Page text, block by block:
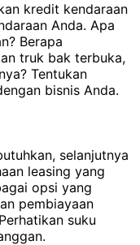
kredit kendaraan
Anda. Apa
Berapa
truk bak terbuka,
Tentukan
bisnis Anda.
selanjutnya
leasing yang
opsi yang
pembiayaan
suku